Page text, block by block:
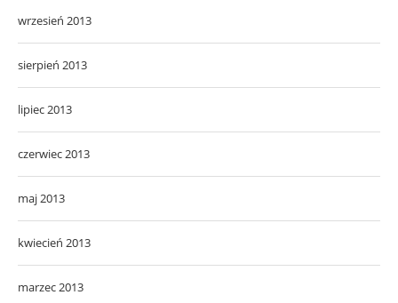
wrzesień 2013
sierpień 2013
lipiec 2013
czerwiec 2013
maj 2013
kwiecień 2013
marzec 2013